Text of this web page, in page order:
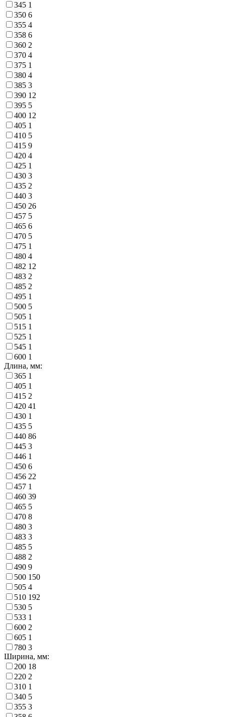
345 1
350 6
355 4
358 6
360 2
370 4
375 1
380 4
385 3
390 12
395 5
400 12
405 1
410 5
415 9
420 4
425 1
430 3
435 2
440 3
450 26
457 5
465 6
470 5
475 1
480 4
482 12
483 2
485 2
495 1
500 5
505 1
515 1
525 1
545 1
600 1
Длина, мм:
365 1
405 1
415 2
420 41
430 1
435 5
440 86
445 3
446 1
450 6
456 22
457 1
460 39
465 5
470 8
480 3
483 3
485 5
488 2
490 9
500 150
505 4
510 192
530 5
533 1
600 2
605 1
780 3
Ширина, мм:
200 18
220 2
310 1
340 5
355 3